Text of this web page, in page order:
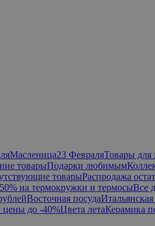
Масленица23 ФевраляТовары
товарыПодарки любимым
товарыРаспродажа
на термокружки и термосыВсе
Восточная посудаИтальянская
цены до -40%Цвета летаКерамика